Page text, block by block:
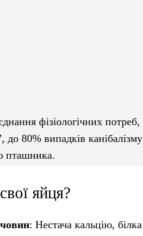
фізіологічних
80% випадків
пташника.
яйця?
: Нестача кальцію,